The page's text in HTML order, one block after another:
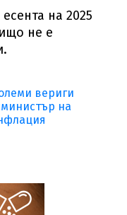
на 2025
не е
вериги
на